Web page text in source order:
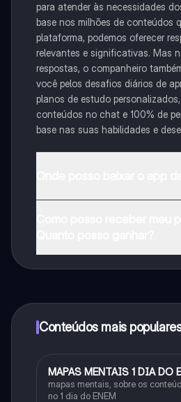
para atender às necessidades
base nos milhões de conteúdos
plataforma, podemos oferecer
relevantes e significativas. Mas
respostas, o companheiro
você pelos desafios diários de
planos de estudo
conteúdos no chat e 100% de
base nas suas habilidades e
Conteúdos mais
Português
MAPAS MENTAIS 1 DIA DO
mapas mentais, sobre os
no 1 dia do ENEM